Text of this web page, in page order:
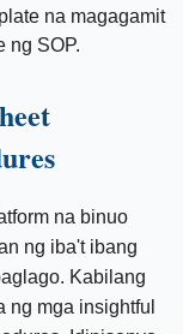
na magagamit
ng SOP.
na binuo
ng iba't ibang
Kabilang
mga insightful